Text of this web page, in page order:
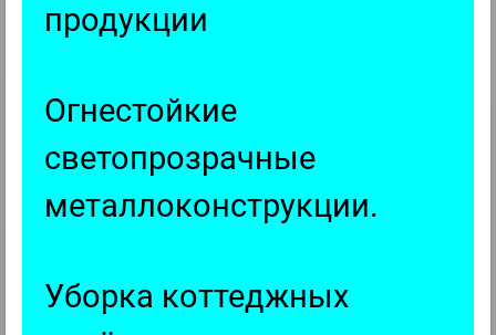
продукции
Огнестойкие
светопрозрачные
металлоконструкции.
Уборка коттеджных